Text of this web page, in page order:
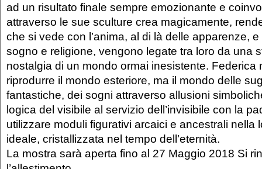
ad un risultato finale sempre emozionante e
attraverso le sue sculture crea magicamente,
che si vede con l’anima, al di là delle apparenze,
sogno e religione, vengono legate tra loro da una
nostalgia di un mondo ormai inesistente. Federica
riprodurre il mondo esteriore, ma il mondo delle
fantastiche, dei sogni attraverso allusioni
logica del visibile al servizio dell’invisibile con la
utilizzare moduli figurativi arcaici e ancestrali nella
ideale, cristallizzata nel tempo dell’eternità.
La mostra sarà aperta fino al 27 Maggio 2018 Si